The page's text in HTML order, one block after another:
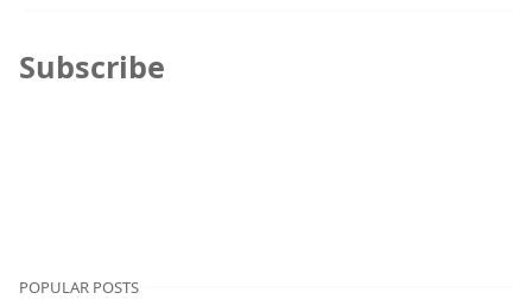
Subscribe
POPULAR POSTS